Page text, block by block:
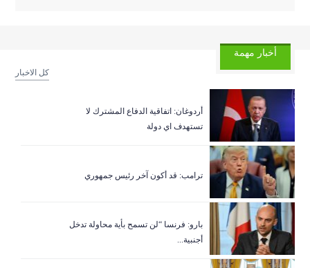
أخبار مهمة
كل الاخبار
أردوغان: اتفاقية الدفاع المشترك لا
تستهدف اي دولة
ترامب: قد أكون آخر رئيس جمهوري
بارو: فرنسا “لن تسمح بأية محاولة تدخل
أجنبية...